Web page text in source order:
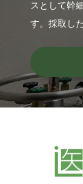
スとして幹
す。採取し
品質な状態
す。